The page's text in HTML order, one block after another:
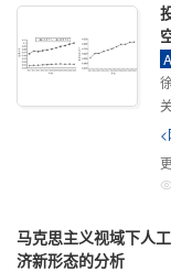
马克思主义视域下人
济新形态的分析